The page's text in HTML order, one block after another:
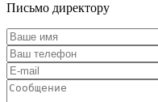
Письмо директору